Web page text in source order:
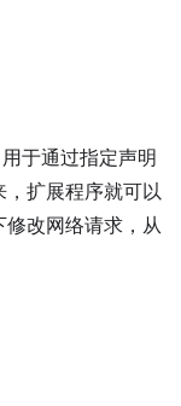
于通过指定声明
扩展程序就可以
改网络请求，从